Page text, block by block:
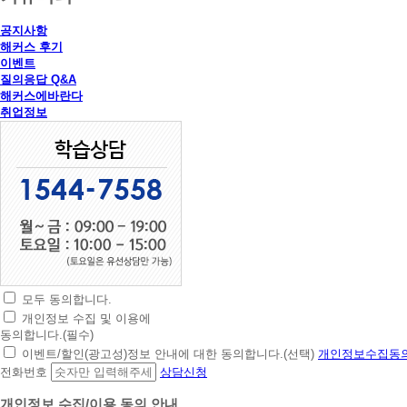
공지사항
해커스 후기
이벤트
질의응답 Q&A
해커스에바란다
취업정보
초
간
편
상
담
모두 동의합니다.
개인정보 수집 및 이용에
동의합니다.(필수)
이벤트/할인(광고성)정보 안내에 대한 동의합니다.(선택) 개인정보수집동
전화번호
상담신청